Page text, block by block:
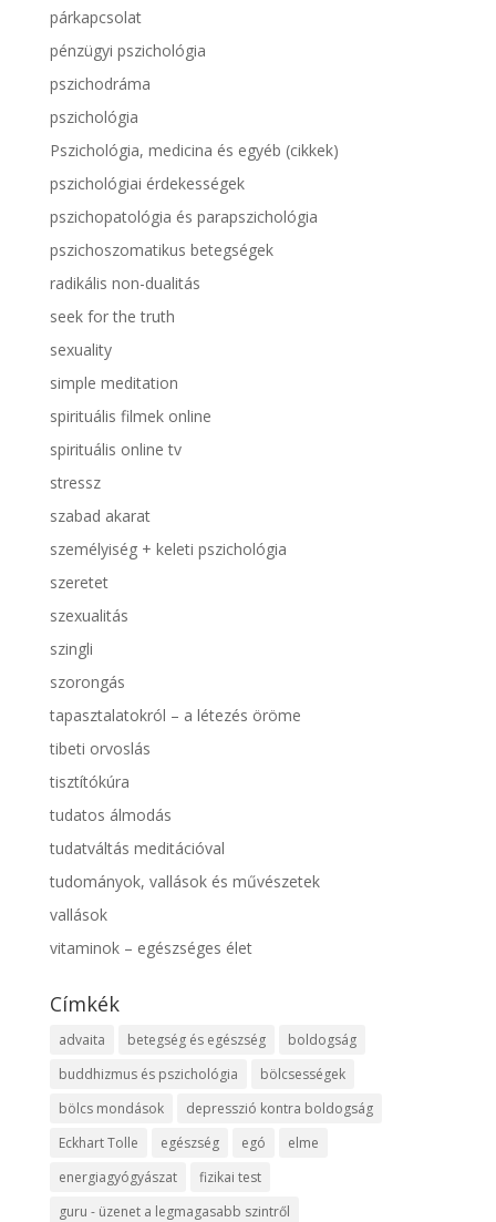
párkapcsolat
pénzügyi pszichológia
pszichodráma
pszichológia
Pszichológia, medicina és egyéb (cikkek)
pszichológiai érdekességek
pszichopatológia és parapszichológia
pszichoszomatikus betegségek
radikális non-dualitás
seek for the truth
sexuality
simple meditation
spirituális filmek online
spirituális online tv
stressz
szabad akarat
személyiség + keleti pszichológia
szeretet
szexualitás
szingli
szorongás
tapasztalatokról – a létezés öröme
tibeti orvoslás
tisztítókúra
tudatos álmodás
tudatváltás meditációval
tudományok, vallások és művészetek
vallások
vitaminok – egészséges élet
Címkék
advaita betegség és egészség
boldogság
buddhizmus és pszichológia
bölcsességek
bölcs mondások
depresszió kontra boldogság
Eckhart Tolle
egészség egó
elme
energiagyógyászat
fizikai test
guru - üzenet a legmagasabb szintről